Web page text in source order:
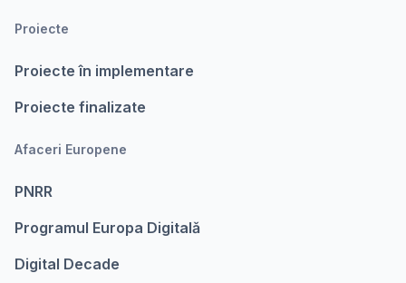
Proiecte
Proiecte în implementare
Proiecte finalizate
Afaceri Europene
PNRR
Programul Europa Digitalǎ
Digital Decade